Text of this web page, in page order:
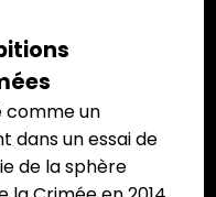
comme un
dans un essai de
de la sphère